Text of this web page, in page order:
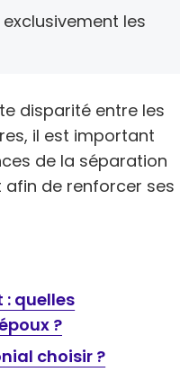
les
disparité entre les
il est important
de la séparation
afin de renforcer ses
quelles
?
choisir ?